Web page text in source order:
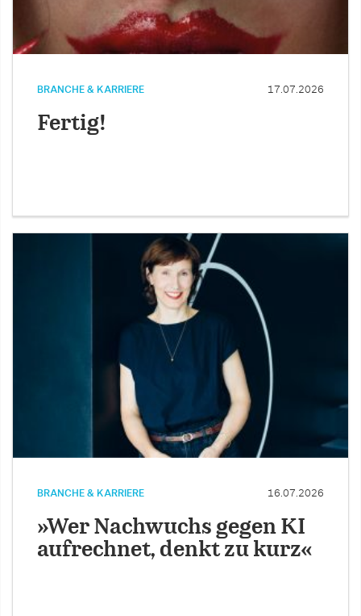
BRANCHE & KARRIERE 17.07.2026
Fertig!
BRANCHE & KARRIERE 16.07.2026
»Wer Nachwuchs gegen KI
aufrechnet, denkt zu kurz«